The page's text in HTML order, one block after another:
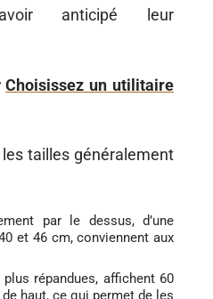
anticipé leur
Choisissez un utilitaire
tailles généralement
par le dessus, d’une
et 46 cm, conviennent aux
répandues, affichent 60
haut, ce qui permet de les